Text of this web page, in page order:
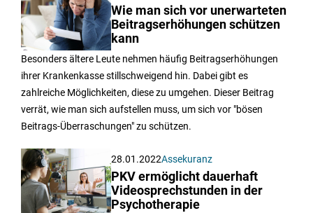
Wie man sich vor unerwarteten
Beitragserhöhungen schützen
kann
Besonders ältere Leute nehmen häufig Beitragserhöhungen
ihrer Krankenkasse stillschweigend hin. Dabei gibt es
zahlreiche Möglichkeiten, diese zu umgehen. Dieser Beitrag
verrät, wie man sich aufstellen muss, um sich vor "bösen
Beitrags-Überraschungen" zu schützen.
28.01.2022Assekuranz
PKV ermöglicht dauerhaft
Videosprechstunden in der
Psychotherapie